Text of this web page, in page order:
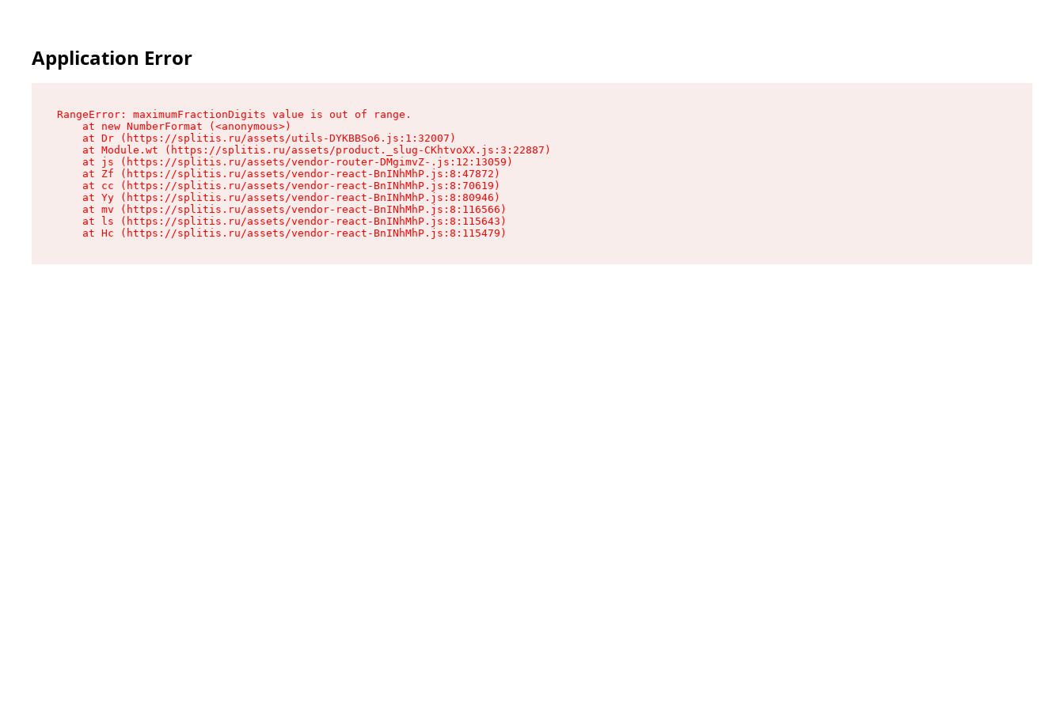
Application Error
RangeError: maximumFractionDigits value is out of range.
    at new NumberFormat (<anonymous>)
    at Dr (https://splitis.ru/assets/utils-DYKBBSo6.js:1:32007)
    at Module.wt (https://splitis.ru/assets/product._slug-CKhtvoXX.js:3:22887)
    at js (https://splitis.ru/assets/vendor-router-DMgimvZ-.js:12:13059)
    at Zf (https://splitis.ru/assets/vendor-react-BnINhMhP.js:8:47872)
    at cc (https://splitis.ru/assets/vendor-react-BnINhMhP.js:8:70619)
    at Yy (https://splitis.ru/assets/vendor-react-BnINhMhP.js:8:80946)
    at mv (https://splitis.ru/assets/vendor-react-BnINhMhP.js:8:116566)
    at ls (https://splitis.ru/assets/vendor-react-BnINhMhP.js:8:115643)
    at Hc (https://splitis.ru/assets/vendor-react-BnINhMhP.js:8:115479)